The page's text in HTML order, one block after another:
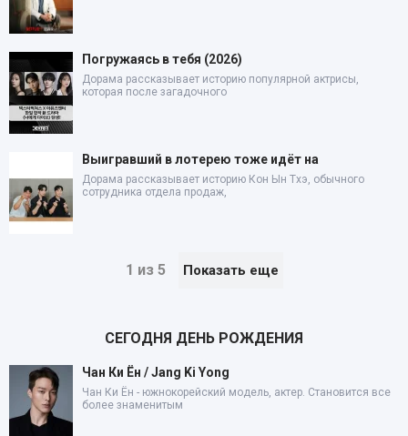
Погружаясь в тебя (2026)
Дорама рассказывает историю популярной актрисы,
которая после загадочного
Выигравший в лотерею тоже идёт на
Дорама рассказывает историю Кон Ын Тхэ, обычного
сотрудника отдела продаж,
1 из 5 Показать еще
СЕГОДНЯ ДЕНЬ РОЖДЕНИЯ
Чан Ки Ён / Jang Ki Yong
Чан Ки Ён - южнокорейский модель, актер. Становится все
более знаменитым